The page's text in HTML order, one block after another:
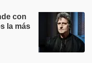
con
la más